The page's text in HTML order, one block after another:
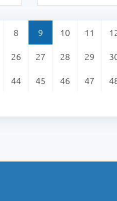
8 9 10 11
26 27 28 29
44 45 46 47